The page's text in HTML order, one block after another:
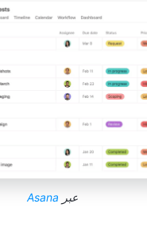
عبر Asana